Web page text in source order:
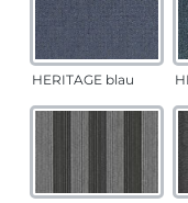
HERITAGE blau